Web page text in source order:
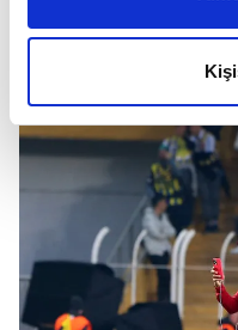
amacımızın size daha
elimizden gelen çabayı
kalemimiz olduğunu
Her halükârda,
takdirde, kullanıcılara
gösterilmeyecektir."
Sizlere daha iyi bir